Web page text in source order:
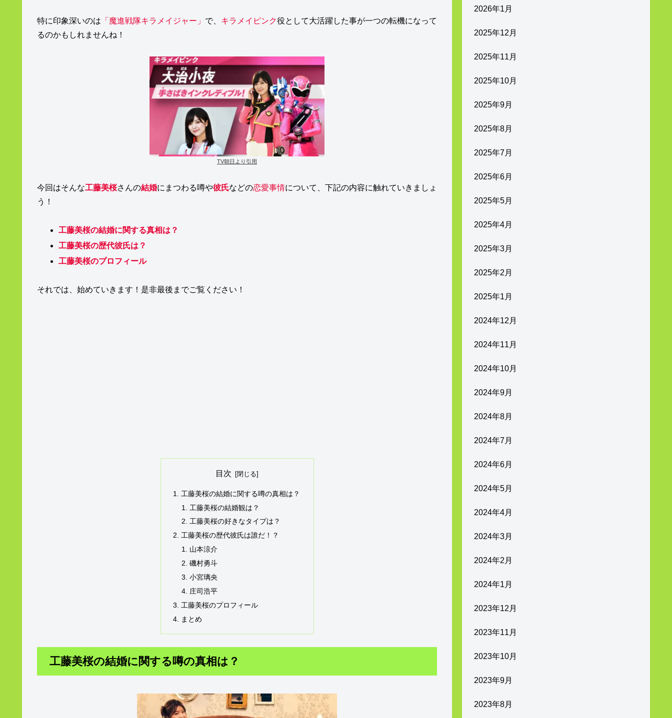
特に印象深いのは 「魔進戦隊キラメイジャー」 で、 キラメイピンク役として大活躍した事が一つの転機になって
るのかもしれませんね！
TV朝日より引用
今回はそんな工藤美桜さんの結婚にまつわる噂や彼氏などの恋愛事情について、下記の内容に触れていきましょ
う！
工藤美桜の結婚に関する真相は？
工藤美桜の歴代彼氏は？
工藤美桜のプロフィール
それでは、始めていきます！是非最後までご覧ください！
目次
工藤美桜の結婚に関する噂の真相は？
工藤美桜の結婚観は？
工藤美桜の好きなタイプは？
工藤美桜の歴代彼氏は誰だ！？
山本涼介
磯村勇斗
小宮璃央
庄司浩平
工藤美桜のプロフィール
まとめ
工藤美桜の結婚に関する噂の真相は？
2026年1月
2025年12月
2025年11月
2025年10月
2025年9月
2025年8月
2025年7月
2025年6月
2025年5月
2025年4月
2025年3月
2025年2月
2025年1月
2024年12月
2024年11月
2024年10月
2024年9月
2024年8月
2024年7月
2024年6月
2024年5月
2024年4月
2024年3月
2024年2月
2024年1月
2023年12月
2023年11月
2023年10月
2023年9月
2023年8月